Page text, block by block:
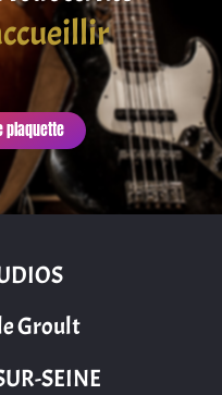
plaquette
Groult
SEINE